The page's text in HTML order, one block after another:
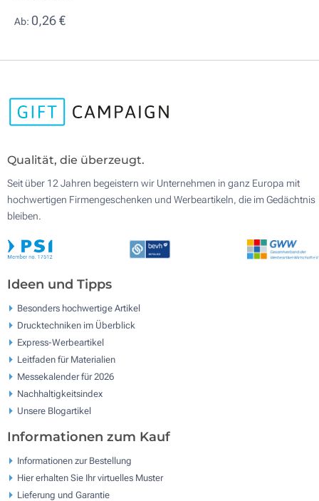
Ab: 0,26 €
Qualität, die überzeugt.
Seit über 12 Jahren begeistern wir Unternehmen in ganz Europa mit
hochwertigen Firmengeschenken und Werbeartikeln, die im Gedächtnis
bleiben.
Ideen und Tipps
Besonders hochwertige Artikel
Drucktechniken im Überblick
Express-Werbeartikel
Leitfaden für Materialien
Messekalender für 2026
Nachhaltigkeitsindex
Unsere Blogartikel
Informationen zum Kauf
Informationen zur Bestellung
Hier erhalten Sie Ihr virtuelles Muster
Lieferung und Garantie